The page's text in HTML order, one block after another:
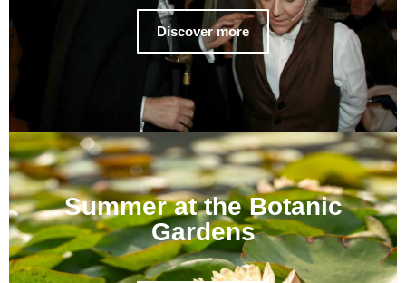
Discover more
Summer at the Botanic
Gardens